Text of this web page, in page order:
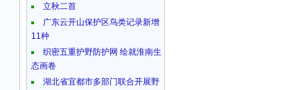
立秋二首
广东云开山保护区鸟类记录新增
11种
织密五重护野防护网 绘就淮南生
态画卷
湖北省宜都市多部门联合开展野